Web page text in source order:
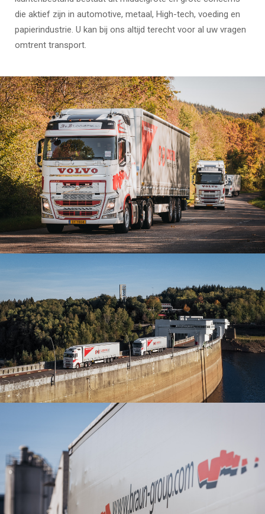
die aktief zijn in automotive, metaal, High-tech, voeding en
papierindustrie. U kan bij ons altijd terecht voor al uw vragen
omtrent transport.